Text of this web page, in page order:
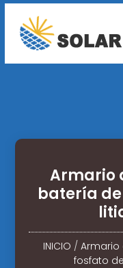
Armario
batería
INICIO /
fosfato